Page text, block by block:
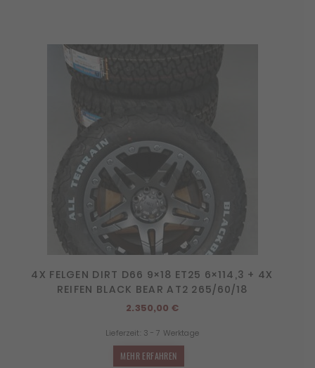
4X FELGEN DIRT D66 9×18 ET25 6×114,3 + 4X
REIFEN BLACK BEAR AT2 265/60/18
2.350,00 €
Lieferzeit: 3 - 7 Werktage
MEHR ERFAHREN